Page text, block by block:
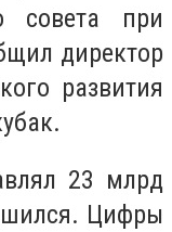
совета при
директор
развития
23 млрд
Цифры